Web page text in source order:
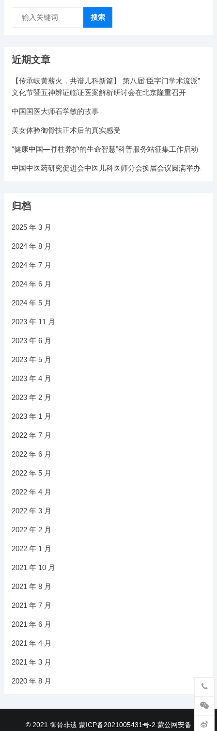
搜索
近期文章
【传承岐黄薪火，共谱儿科新篇】 第八届“臣字门学术流派”
文化节暨五神辨证临证医案解析研讨会在北京隆重召开
中国国医大师石学敏的故事
美女体验御骨扶正术后的真实感受
“健康中国—脊柱养护的生命智慧”科普服务站征集工作启动
中国中医药研究促进会中医儿科医师分会换届会议圆满举办
归档
2025 年 3 月
2024 年 8 月
2024 年 7 月
2024 年 6 月
2024 年 5 月
2023 年 11 月
2023 年 6 月
2023 年 5 月
2023 年 4 月
2023 年 2 月
2023 年 1 月
2022 年 7 月
2022 年 6 月
2022 年 5 月
2022 年 4 月
2022 年 3 月
2022 年 2 月
2022 年 1 月
2021 年 10 月
2021 年 8 月
2021 年 7 月
2021 年 6 月
2021 年 4 月
2021 年 3 月
2020 年 8 月
© 2021 御骨非遗 蒙ICP备2021005431号-2 蒙公网安备